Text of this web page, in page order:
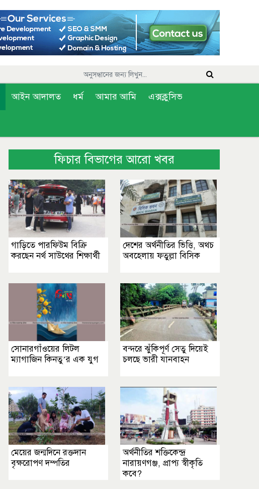
আইন আদালত ধর্ম আমার আমি এক্সক্লুসিভ
ফিচার বিভাগের আরো খবর
গাড়িতে পারফিউম বিক্রি
করছেন নর্থ সাউথের শিক্ষার্থী
দেশের অর্থনীতির ভিত্তি, অথচ
অবহেলায় ফতুল্লা বিসিক
সোনারগাঁওয়ের লিটল
ম্যাগাজিন কিনতু’র এক যুগ
বন্দরে ঝুঁকিপূর্ণ সেতু দিয়েই
চলছে ভারী যানবাহন
মেয়ের জন্মদিনে রক্তদান
বৃক্ষরোপণ দম্পতির
অর্থনীতির শক্তিকেন্দ্র
নারায়ণগঞ্জ, প্রাপ্য স্বীকৃতি
কবে?